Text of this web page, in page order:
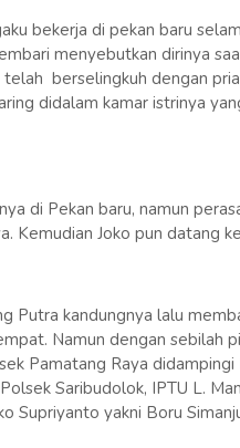
bekerja di pekan baru
menyebutkan dirinya
berselingkuh dengan
didalam kamar istrinya
di Pekan baru, namun
Kemudian Joko pun datang
kandungnya lalu
Namun dengan sebilah
Pamatang Raya
Saribudolok, IPTU L.
Supriyanto yakni Boru